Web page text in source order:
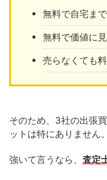
無料で自宅ま
無料で価値に
売らなくても
そのため、3社の出張
ットは特にありません。
強いて言うなら、 査定